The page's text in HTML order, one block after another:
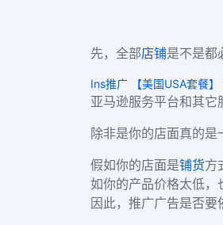
先，全部店铺是不是都
Ins推广 【美国USA套餐
亚马逊服务平台和其
除非是你的店面真的是
假如你的店面是铺货方
如你的产品价格太低，
因此，推广广告是否要